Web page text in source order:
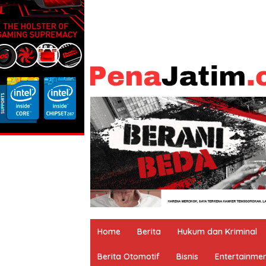
Home Berita Hukum dan Kriminal
Berita Otomotif Bisnis